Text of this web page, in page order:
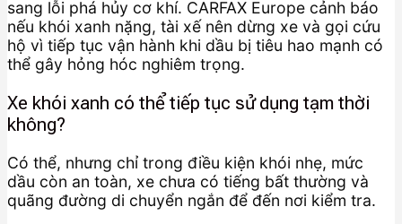
sang lỗi phá hủy cơ khí. CARFAX Europe cảnh báo
nếu khói xanh nặng, tài xế nên dừng xe và gọi cứu
hộ vì tiếp tục vận hành khi dầu bị tiêu hao mạnh có
thể gây hỏng hóc nghiêm trọng.
Xe khói xanh có thể tiếp tục sử dụng tạm thời
không?
Có thể, nhưng chỉ trong điều kiện khói nhẹ, mức
dầu còn an toàn, xe chưa có tiếng bất thường và
quãng đường di chuyển ngắn để đến nơi kiểm tra.